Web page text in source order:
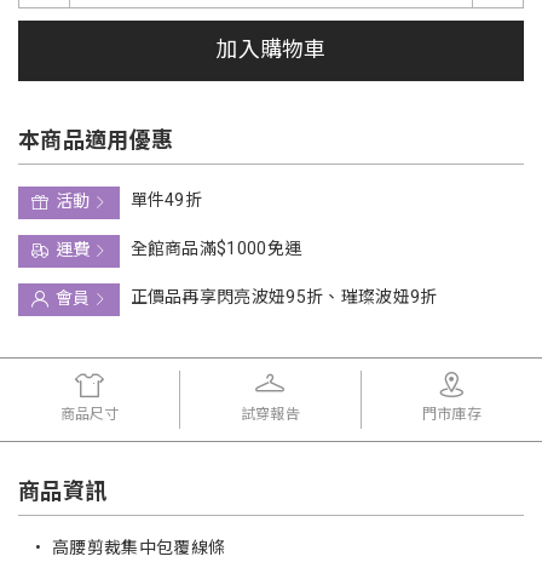
加入購物車
本商品適用優惠
活動
單件49折
運費
全館商品滿$1000免運
會員
正價品再享閃亮波妞95折、璀璨波妞9折
商品尺寸 試穿報告 門市庫存
商品資訊
• 高腰剪裁集中包覆線條